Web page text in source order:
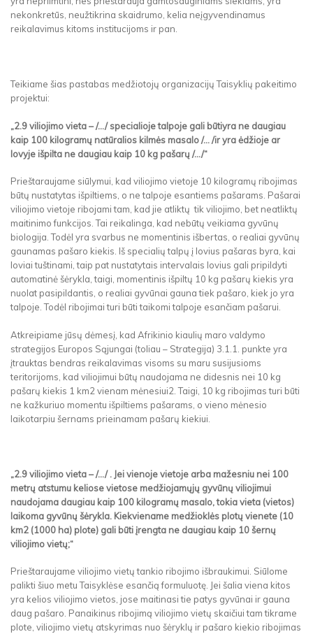
nekonkretūs, neužtikrina skaidrumo, kelia neįgyvendinamus
reikalavimus kitoms institucijoms ir pan.
Teikiame šias pastabas medžiotojų organizacijų Taisyklių pakeitimo
projektui:
„2.9 viliojimo vieta – /.../ specialioje talpoje gali būtiyra ne daugiau
kaip 100 kilogramų natūralios kilmės masalo /… /ir yra ėdžioje ar
lovyje išpilta ne daugiau kaip 10 kg pašarų /.../“
Prieštaraujame siūlymui, kad viliojimo vietoje 10 kilogramų ribojimas
būtų nustatytas išpiltiems, o ne talpoje esantiems pašarams. Pašarai
viliojimo vietoje ribojami tam, kad jie atliktų tik viliojimo, bet neatliktų
maitinimo funkcijos. Tai reikalinga, kad nebūtų veikiama gyvūnų
biologija. Todėl yra svarbus ne momentinis išbertas, o realiai gyvūnų
gaunamas pašaro kiekis. Iš specialių talpų į lovius pašaras byra, kai
loviai tuštinami, taip pat nustatytais intervalais lovius gali pripildyti
automatinė šėrykla, taigi, momentinis išpiltų 10 kg pašarų kiekis yra
nuolat pasipildantis, o realiai gyvūnai gauna tiek pašaro, kiek jo yra
talpoje. Todėl ribojimai turi būti taikomi talpoje esančiam pašarui.
Atkreipiame jūsų dėmesį, kad Afrikinio kiaulių maro valdymo
strategijos Europos Sąjungai (toliau – Strategija) 3.1.1. punkte yra
įtrauktas bendras reikalavimas visoms su maru susijusioms
teritorijoms, kad viliojimui būtų naudojama ne didesnis nei 10 kg
pašarų kiekis 1 km2 vienam mėnesiui2. Taigi, 10 kg ribojimas turi būti
ne kažkuriuo momentu išpiltiems pašarams, o vieno mėnesio
laikotarpiu šernams prieinamam pašarų kiekiui.
„2.9 viliojimo vieta – /.../ . Jei vienoje vietoje arba mažesniu nei 100
metrų atstumu keliose vietose medžiojamųjų gyvūnų viliojimui
naudojama daugiau kaip 100 kilogramų masalo, tokia vieta (vietos)
laikoma gyvūnų šėrykla. Kiekviename medžioklės plotų vienete (10
km2 (1000 ha) plote) gali būti įrengta ne daugiau kaip 10 šernų
viliojimo vietų;“
Prieštaraujame viliojimo vietų tankio ribojimo išbraukimui. Siūlome
palikti šiuo metu Taisyklėse esančią formuluotę. Jei šalia viena kitos
yra kelios viliojimo vietos, jose maitinasi tie patys gyvūnai ir gauna
daug pašaro. Panaikinus ribojimą viliojimo vietų skaičiui tam tikrame
plote, viliojimo vietų atskyrimas nuo šėryklų ir pašaro kiekio ribojimas